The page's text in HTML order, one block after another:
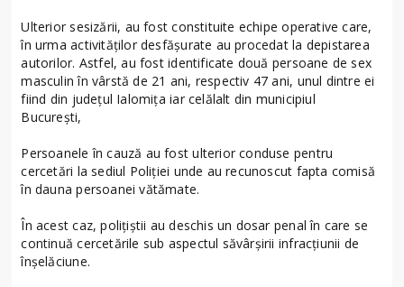
Ulterior sesizării, au fost constituite echipe operative care,
în urma activităţilor desfăşurate au procedat la depistarea
autorilor. Astfel, au fost identificate două persoane de sex
masculin în vârstă de 21 ani, respectiv 47 ani, unul dintre ei
fiind din judeţul Ialomița iar celălalt din municipiul
București,
Persoanele în cauză au fost ulterior conduse pentru
cercetări la sediul Poliţiei unde au recunoscut fapta comisă
în dauna persoanei vătămate.
În acest caz, poliţiştii au deschis un dosar penal în care se
continuă cercetările sub aspectul săvârșirii infracțiunii de
înșelăciune.